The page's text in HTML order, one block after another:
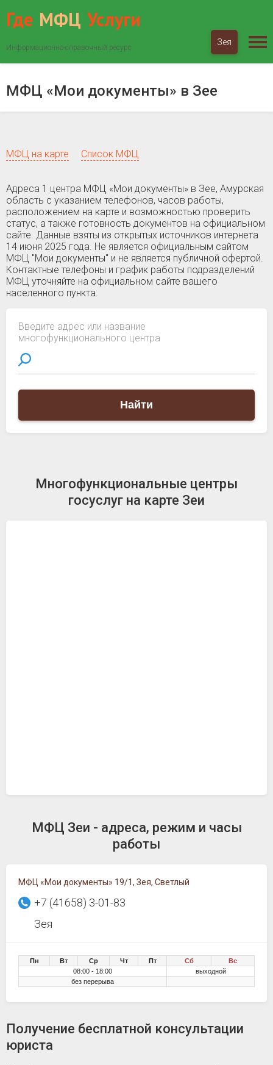
Где МФЦ Услуги
Информационно-справочный ресурс
Зея
Амурская область Зея
МФЦ «Мои документы» в Зее
МФЦ на карте Список МФЦ
Адреса 1 центра МФЦ «Мои документы» в Зее, Амурская
область c указанием телефонов, часов работы,
расположением на карте и возможностью проверить
статус, а также готовность документов на официальном
сайте. Данные взяты из открытых источников интернета
14 июня 2025 года. Не является официальным сайтом
МФЦ "Мои документы" и не является публичной офертой.
Контактные телефоны и график работы подразделений
МФЦ уточняйте на официальном сайте вашего
населенного пункта.
Введите адрес или название
многофункционального центра
Найти
Многофункциональные центры
госуслуг на карте Зеи
МФЦ Зеи - адреса, режим и часы
работы
МФЦ «Мои документы» 19/1, Зея, Светлый
+7 (41658) 3-01-83
Зея
Пн Вт Ср Чт Пт Сб
Вс
08:00 - 18:00
выходной
без перерыва
Получение бесплатной консультации
юриста